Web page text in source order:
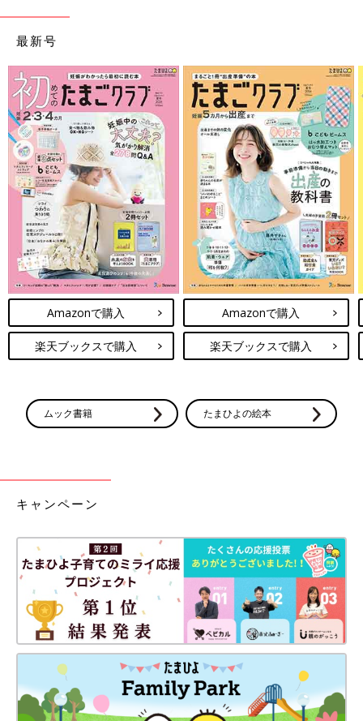
最新号
Amazonで購入
楽天ブックスで購入
Amazonで購入
楽天ブックスで購入
ムック書籍 たまひよの絵本
キャンペーン